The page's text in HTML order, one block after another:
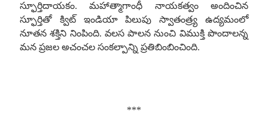
స్ఫూర్తిదాయకం.మహాత్మాగాంధీ నాయకత్వం అందించిన
స్ఫూర్తితో క్విట్ ఇండియా పిలుపు స్వాతంత్ర్య ఉద్యమంలో
నూతన శక్తిని నింపింది. వలస పాలన నుంచి విముక్తి పొందాలన్న
మన ప్రజల అచంచల సంకల్పాన్ని ప్రతిబింబించింది.
***